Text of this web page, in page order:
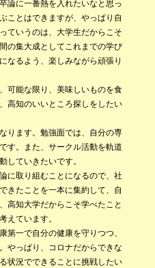
論に一番熱を入れたいなと思っ
ことはできますが、やっぱり自
ていうのは、大学生だからこそ
の集大成としてこれまでの学び
なるよう、楽しみながら頑張り
可能な限り、美味しいものを食
高知のいいところ探しをしたい
ります。勉強面では、自分の専
す。また、サークル活動を軌道
していきたいです。
に取り組むことになるので、社
きたことを一本に集約して、自
高知大学だからこそ学べたこと
えています。
一で自分の健康を守りつつ、
やっぱり、コロナだからできな
状況でできることに挑戦したい